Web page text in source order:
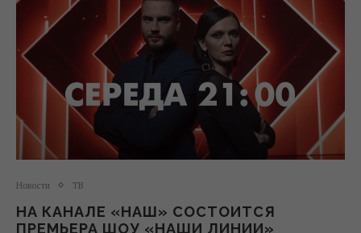
Новости ТВ
НА КАНАЛЕ «НАШ» СОСТОИТСЯ
ПРЕМЬЕРА ШОУ «НАШИ ЛИНИИ»